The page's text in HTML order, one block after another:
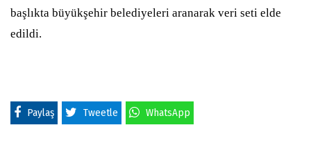
başlıkta büyükşehir belediyeleri aranarak veri seti elde
edildi.
Paylaş Tweetle WhatsApp